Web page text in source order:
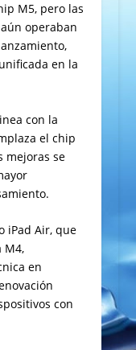
M5, pero las
operaban
en la
con la
el chip
mejoras se
iPad Air, que
M4,
en
con